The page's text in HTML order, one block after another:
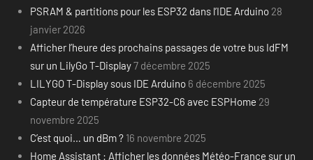
PSRAM & partitions pour les ESP32 dans l’IDE Arduino 28
janvier 2026
Afficher l’heure des prochains passages de votre bus IdFM
sur un LilyGo T-Display7 décembre 2025
LILYGO T-Display sous IDE Arduino 6 décembre 2025
Capteur de température ESP32-C6 avec ESPHome 29
novembre 2025
C’est quoi… un dBm ? 16 novembre 2025
Home Assistant : Afficher les données Météo-France sur un